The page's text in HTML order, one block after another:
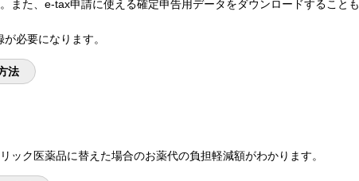
また、e-tax申請に使える確定申告用データをダウンロードすること
必要になります。
法
ック医薬品に替えた場合のお薬代の負担軽減額がわかります。